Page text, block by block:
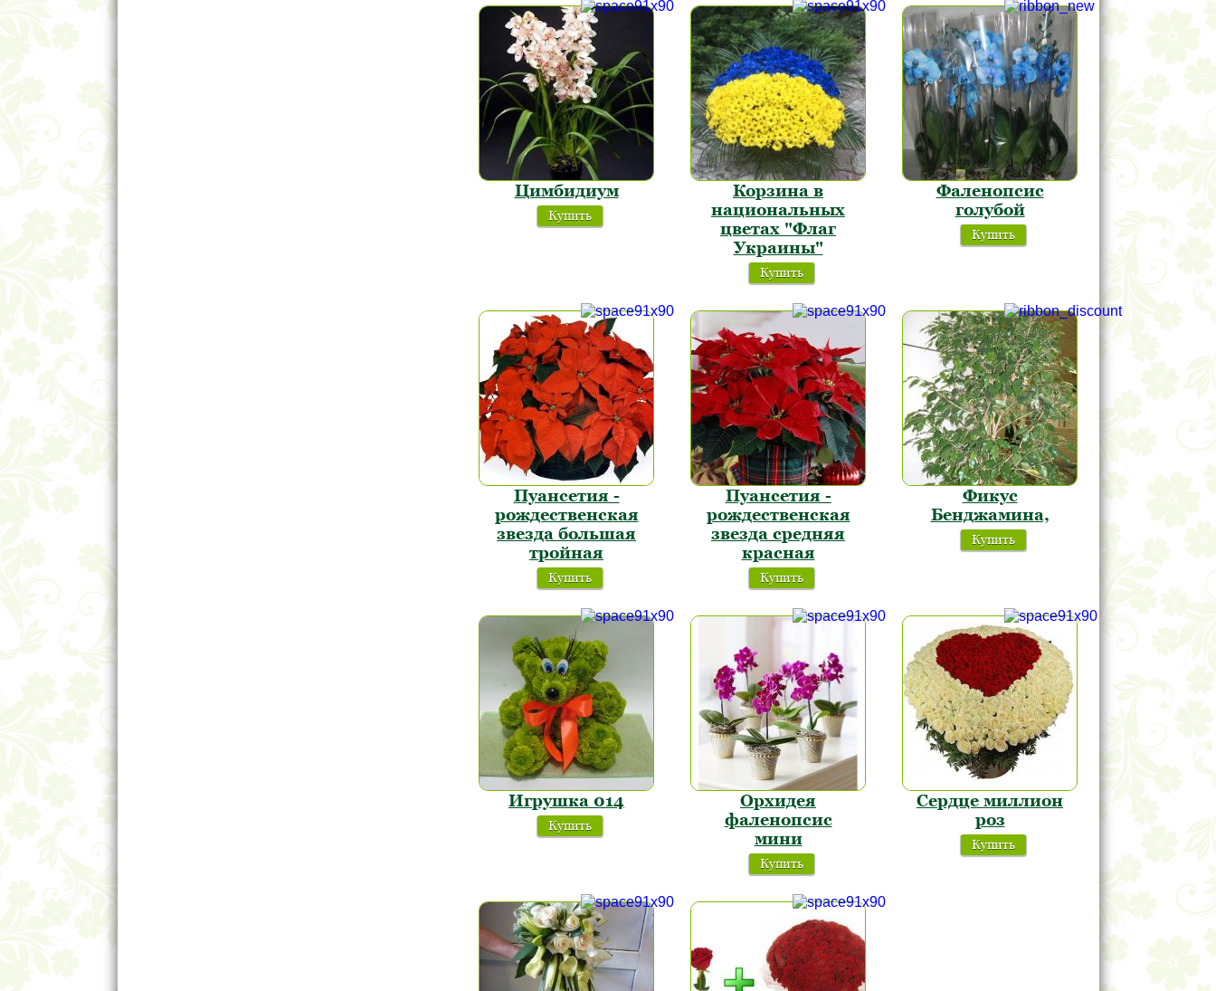
Цимбидиум
Купить
Корзина в
национальных
цветах "Флаг
Украины"
Купить
Фаленопсис
голубой
Купить
Пуансетия -
рождественская
звезда большая
тройная
Купить
Пуансетия -
рождественская
звезда средняя
красная
Купить
Фикус
Бенджамина,
Купить
Игрушка 014
Купить
Орхидея
фаленопсис
мини
Купить
Сердце миллион
роз
Купить